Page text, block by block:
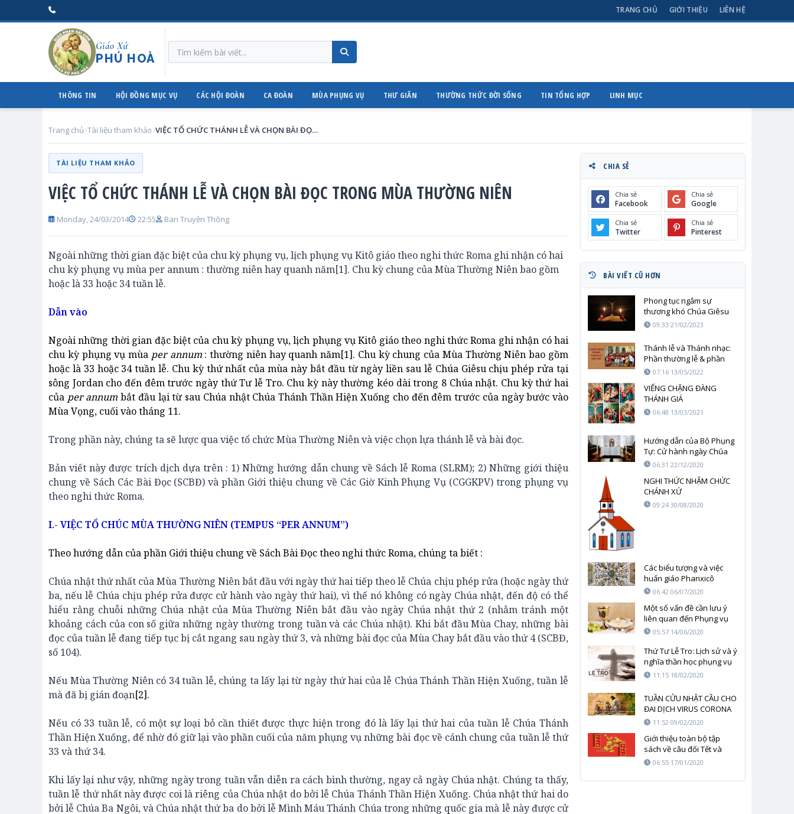
TRANG CHỦ GIỚI THIỆU LIÊN HỆ
Giáo Xứ
PHÚ HOÀ
THÔNG TIN HỘI ĐỒNG MỤC VỤ CÁC HỘI ĐOÀN CA ĐOÀN MÙA PHỤNG VỤ THƯ GIÃN THƯỜNG THỨC ĐỜI SỐNG TIN TỔNG HỢP LINH MỤC
Trang chủ Tài liệu tham khảo VIỆC TỔ CHỨC THÁNH LỄ VÀ CHỌN BÀI ĐỌC TRONG MÙA THƯỜNG NIÊN
TÀI LIỆU THAM KHẢO
VIỆC TỔ CHỨC THÁNH LỄ VÀ CHỌN BÀI ĐỌC TRONG MÙA THƯỜNG NIÊN
Monday, 24/03/2014 22:55 Ban Truyền Thông
Ngoài những thời gian đặc biệt của chu kỳ phụng vụ, lịch phụng vụ Kitô giáo theo nghi thức Roma ghi nhận có hai
chu kỳ phụng vụ mùa per annum : thường niên hay quanh năm[1]. Chu kỳ chung của Mùa Thường Niên bao gồm
hoặc là 33 hoặc 34 tuần lễ.
Dẫn vào
Ngoài những thời gian đặc biệt của chu kỳ phụng vụ, lịch phụng vụ Kitô giáo theo nghi thức Roma ghi nhận có hai
chu kỳ phụng vụ mùa per annum: thường niên hay quanh năm[1]. Chu kỳ chung của Mùa Thường Niên bao gồm
hoặc là 33 hoặc 34 tuần lễ. Chu kỳ thứ nhất của mùa này bắt đầu từ ngày liền sau lễ Chúa Giêsu chịu phép rửa tại
sông Jordan cho đến đêm trước ngày thứ Tư lễ Tro. Chu kỳ này thường kéo dài trong 8 Chúa nhật. Chu kỳ thứ hai
của per annum bắt đầu lại từ sau Chúa nhật Chúa Thánh Thần Hiện Xuống cho đến đêm trước của ngày bước vào
Mùa Vọng, cuối vào tháng 11.
Trong phần này, chúng ta sẽ lược qua việc tổ chức Mùa Thường Niên và việc chọn lựa thánh lễ và bài đọc.
Bản viết này được trích dịch dựa trên : 1) Những hướng dẫn chung về Sách lễ Roma (SLRM); 2) Những giới thiệu
chung về Sách Các Bài Đọc (SCBĐ) và phần Giới thiệu chung về Các Giờ Kinh Phụng Vụ (CGGKPV) trong phụng vụ
theo nghi thức Roma.
I.- VIỆC TỔ CHÚC MÙA THƯỜNG NIÊN (TEMPUS “PER ANNUM”)
Theo hướng dẫn của phần Giới thiệu chung về Sách Bài Đọc theo nghi thức Roma, chúng ta biết :
Chúa nhật thứ nhất của Mùa Thường Niên bắt đầu với ngày thứ hai tiếp theo lễ Chúa chịu phép rửa (hoặc ngày thứ
ba, nếu lễ Chúa chịu phép rửa được cử hành vào ngày thứ hai), vì thế nó không có ngày Chúa nhật, đến độ có thể
hiểu rằng chuỗi những Chúa nhật của Mùa Thường Niên bắt đầu vào ngày Chúa nhật thứ 2 (nhằm tránh một
khoảng cách của con số giữa những ngày thường trong tuần và các Chúa nhật). Khi bắt đầu Mùa Chay, những bài
đọc của tuần lễ đang tiếp tục bị cắt ngang sau ngày thứ 3, và những bài đọc của Mùa Chay bắt đầu vào thứ 4 (SCBĐ,
số 104).
Nếu Mùa Thường Niên có 34 tuần lễ, chúng ta lấy lại từ ngày thứ hai của lễ Chúa Thánh Thần Hiện Xuống, tuần lễ
mà đã bị gián đoạn[2].
Nếu có 33 tuần lễ, có một sự loại bỏ cần thiết được thực hiện trong đó là lấy lại thứ hai của tuần lễ Chúa Thánh
Thần Hiện Xuống, để nhờ đó giữ lại vào phần cuối của năm phụng vụ những bài đọc về cánh chung của tuần lễ thứ
33 và thứ 34.
Khi lấy lại như vậy, những ngày trong tuần vẫn diễn ra cách bình thường, ngay cả ngày Chúa nhật. Chúng ta thấy,
tuần lễ thứ nhất này được coi là riêng của Chúa nhật do bởi lễ Chúa Thánh Thần Hiện Xuống. Chúa nhật thứ hai do
bởi lễ Chúa Ba Ngôi, và Chúa nhật thứ ba do bởi lễ Mình Máu Thánh Chúa trong những quốc gia mà lễ này được cử
CHIA SẺ
Chia sẻ
Facebook
Chia sẻ
Google
Chia sẻ
Twitter
Chia sẻ
Pinterest
BÀI VIẾT CŨ HƠN
Phong tục ngắm sự
thương khó Chúa Giêsu
09:33 21/02/2023
Thánh lễ và Thánh nhạc:
Phần thường lễ & phần
riêng của Thánh lễ
07:16 13/05/2022
VIẾNG CHẶNG ĐÀNG
THÁNH GIÁ
06:48 13/03/2021
Hướng dẫn của Bộ Phụng
Tự: Cử hành ngày Chúa
nhật Lời Chúa
06:31 22/12/2020
NGHI THỨC NHẬM CHỨC
CHÁNH XỨ
09:24 30/08/2020
Các biểu tượng và việc
huấn giáo Phanxicô
06:42 06/07/2020
Một số vấn đề cần lưu ý
liên quan đến Phụng vụ
Thánh lễ
05:57 14/06/2020
Thứ Tư Lễ Tro: Lịch sử và ý
nghĩa thần học phụng vụ
11:15 18/02/2020
TUẦN CỬU NHẬT CẦU CHO
ĐAI DỊCH VIRUS CORONA
SỚM CHẤM DỨT – NGÀY
11:52 09/02/2020
Giới thiệu toàn bộ tập
sách về câu đối Tết và
Phụng Vụ
06:55 17/01/2020